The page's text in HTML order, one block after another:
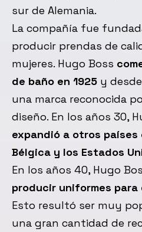
sur de Alemania.
La compañía fue
producir prendas de
mujeres. Hugo Boss
de baño en 1925 y
una marca reconocida
diseño. En los años 30,
expandió a otros países
Bélgica y los Estados
En los años 40, Hugo
producir uniformes
Esto resultó ser muy
una gran cantidad de